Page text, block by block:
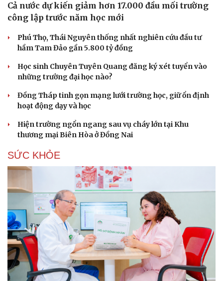
Kể chuyện cho bé
Hạt giống tâm hồn
Cả nước dự kiến giảm hơn 17.000 đầu mối trường
công lập trước năm học mới
Phú Thọ, Thái Nguyên thống nhất nghiên cứu đầu tư
hầm Tam Đảo gần 5.800 tỷ đồng
Học sinh Chuyên Tuyên Quang đăng ký xét tuyển vào
những trường đại học nào?
Đồng Tháp tinh gọn mạng lưới trường học, giữ ổn định
hoạt động dạy và học
Hiện trường ngổn ngang sau vụ cháy lớn tại Khu
thương mại Biên Hòa ở Đồng Nai
SỨC KHỎE